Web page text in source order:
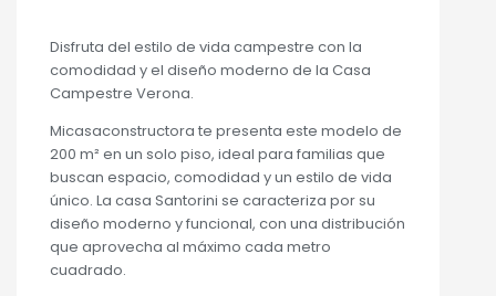
Disfruta del estilo de vida campestre con la
comodidad y el diseño moderno de la Casa
Campestre Verona.
Micasaconstructora te presenta este modelo de
200 m² en un solo piso, ideal para familias que
buscan espacio, comodidad y un estilo de vida
único. La casa Santorini se caracteriza por su
diseño moderno y funcional, con una distribución
que aprovecha al máximo cada metro
cuadrado.